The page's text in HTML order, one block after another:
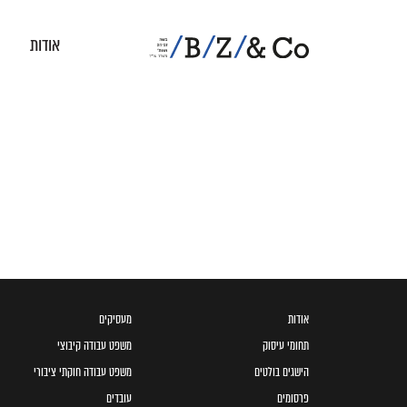
אודות
אודות
תחומי עיסוק
הישגים בולטים
פרסומים
מעסיקים
משפט עבודה קיבוצי
משפט עבודה חוקתי ציבורי
עובדים